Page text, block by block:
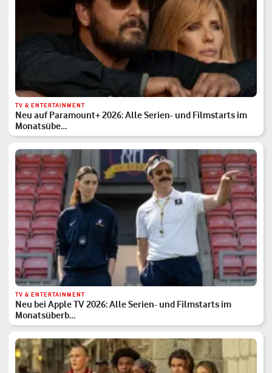
TV & ENTERTAINMENT
Neu auf Paramount+ 2026: Alle Serien- und Filmstarts im
Monatsübe…
TV & ENTERTAINMENT
Neu bei Apple TV 2026: Alle Serien- und Filmstarts im
Monatsüberb…